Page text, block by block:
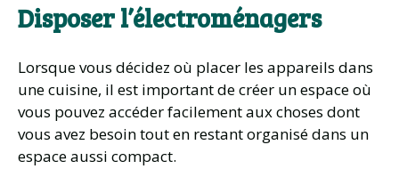
Disposer l’électroménagers
Lorsque vous décidez où placer les appareils dans
une cuisine, il est important de créer un espace où
vous pouvez accéder facilement aux choses dont
vous avez besoin tout en restant organisé dans un
espace aussi compact.